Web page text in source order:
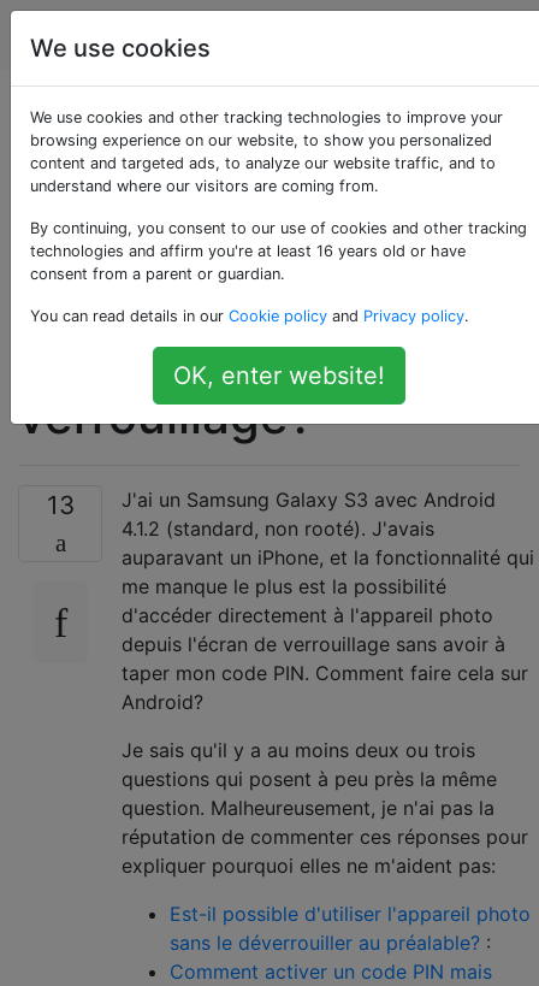
Android
Comment sauter le
code PIN pour
accéder directement
à la caméra depuis
l'écran de
verrouillage?
13
J'ai un Samsung Galaxy S3 avec Android
4.1.2 (standard, non rooté). J'avais
auparavant un iPhone, et la fonctionnalité qui
me manque le plus est la possibilité
d'accéder directement à l'appareil photo
depuis l'écran de verrouillage sans avoir à
taper mon code PIN. Comment faire cela sur
Android?
Je sais qu'il y a au moins deux ou trois
questions qui posent à peu près la même
question. Malheureusement, je n'ai pas la
réputation de commenter ces réponses pour
expliquer pourquoi elles ne m'aident pas:
Est-il possible d'utiliser l'appareil photo
sans le déverrouiller au préalable? :
Comment activer un code PIN mais
We use cookies
We use cookies and other tracking technologies to improve your
browsing experience on our website, to show you personalized
content and targeted ads, to analyze our website traffic, and to
understand where our visitors are coming from.
By continuing, you consent to our use of cookies and other tracking
technologies and affirm you're at least 16 years old or have
consent from a parent or guardian.
You can read details in our Cookie policy and Privacy policy.
OK, enter website!